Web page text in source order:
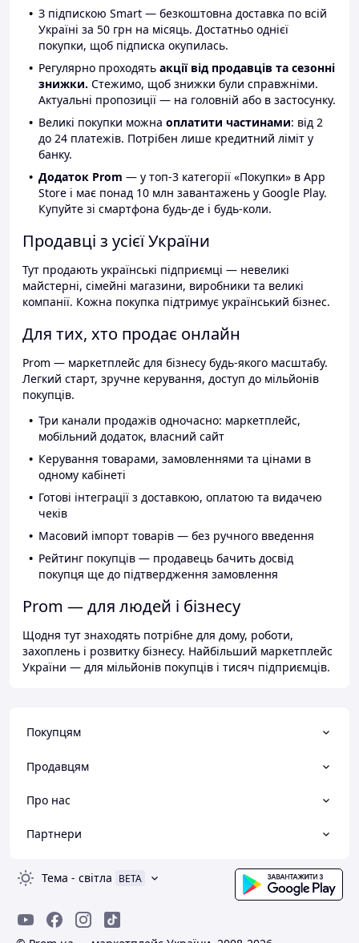
З підпискою Smart — безкоштовна доставка по всій
Україні за 50 грн на місяць. Достатньо однієї
покупки, щоб підписка окупилась.
Регулярно проходять акції від продавців та сезонні
знижки. Стежимо, щоб знижки були справжніми.
Актуальні пропозиції — на головній або в застосунку.
Великі покупки можна оплатити частинами: від 2
до 24 платежів. Потрібен лише кредитний ліміт у
банку.
Додаток Prom — у топ-3 категорії «Покупки» в App
Store і має понад 10 млн завантажень у Google Play.
Купуйте зі смартфона будь-де і будь-коли.
Продавці з усієї України
Тут продають українські підприємці — невеликі
майстерні, сімейні магазини, виробники та великі
компанії. Кожна покупка підтримує український бізнес.
Для тих, хто продає онлайн
Prom — маркетплейс для бізнесу будь-якого масштабу.
Легкий старт, зручне керування, доступ до мільйонів
покупців.
Три канали продажів одночасно: маркетплейс,
мобільний додаток, власний сайт
Керування товарами, замовленнями та цінами в
одному кабінеті
Готові інтеграції з доставкою, оплатою та видачею
чеків
Масовий імпорт товарів — без ручного введення
Рейтинг покупців — продавець бачить досвід
покупця ще до підтвердження замовлення
Prom — для людей і бізнесу
Щодня тут знаходять потрібне для дому, роботи,
захоплень і розвитку бізнесу. Найбільший маркетплейс
України — для мільйонів покупців і тисяч підприємців.
Покупцям
Продавцям
Про нас
Партнери
Тема - світла BETA